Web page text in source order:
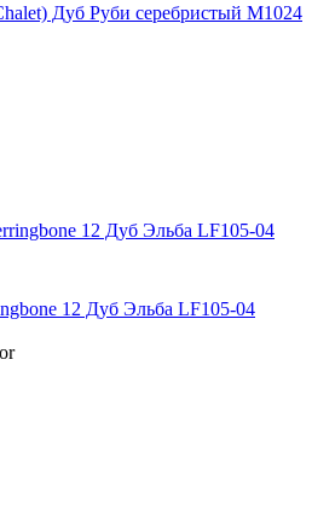
Дуб Руби серебристый M1024
12 Дуб Эльба LF105-04